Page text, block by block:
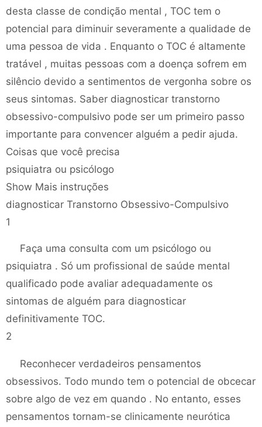
desta classe de condição mental , TOC tem o
potencial para diminuir severamente a qualidade de
uma pessoa de vida . Enquanto o TOC é altamente
tratável , muitas pessoas com a doença sofrem em
silêncio devido a sentimentos de vergonha sobre os
seus sintomas. Saber diagnosticar transtorno
obsessivo-compulsivo pode ser um primeiro passo
importante para convencer alguém a pedir ajuda.
Coisas que você precisa
psiquiatra ou psicólogo
Show Mais instruções
diagnosticar Transtorno Obsessivo-Compulsivo
1
Faça uma consulta com um psicólogo ou
psiquiatra . Só um profissional de saúde mental
qualificado pode avaliar adequadamente os
sintomas de alguém para diagnosticar
definitivamente TOC.
2
Reconhecer verdadeiros pensamentos
obsessivos. Todo mundo tem o potencial de obcecar
sobre algo de vez em quando . No entanto, esses
pensamentos tornam-se clinicamente neurótica